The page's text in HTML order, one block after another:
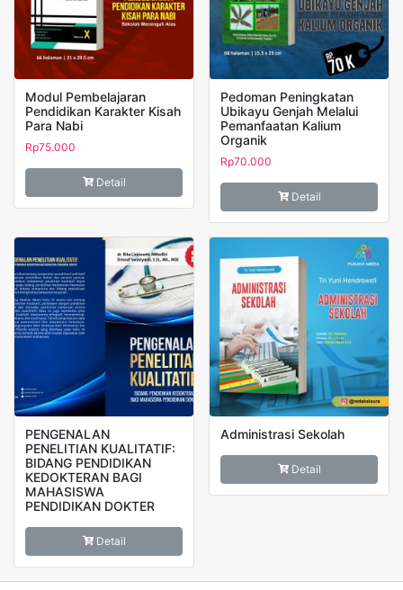
Modul Pembelajaran
Pendidikan Karakter Kisah
Para Nabi
Rp75.000
Detail
Pedoman Peningkatan
Ubikayu Genjah Melalui
Pemanfaatan Kalium
Organik
Rp70.000
Detail
PENGENALAN
PENELITIAN KUALITATIF:
BIDANG PENDIDIKAN
KEDOKTERAN BAGI
MAHASISWA
PENDIDIKAN DOKTER
Detail
Administrasi Sekolah
Detail